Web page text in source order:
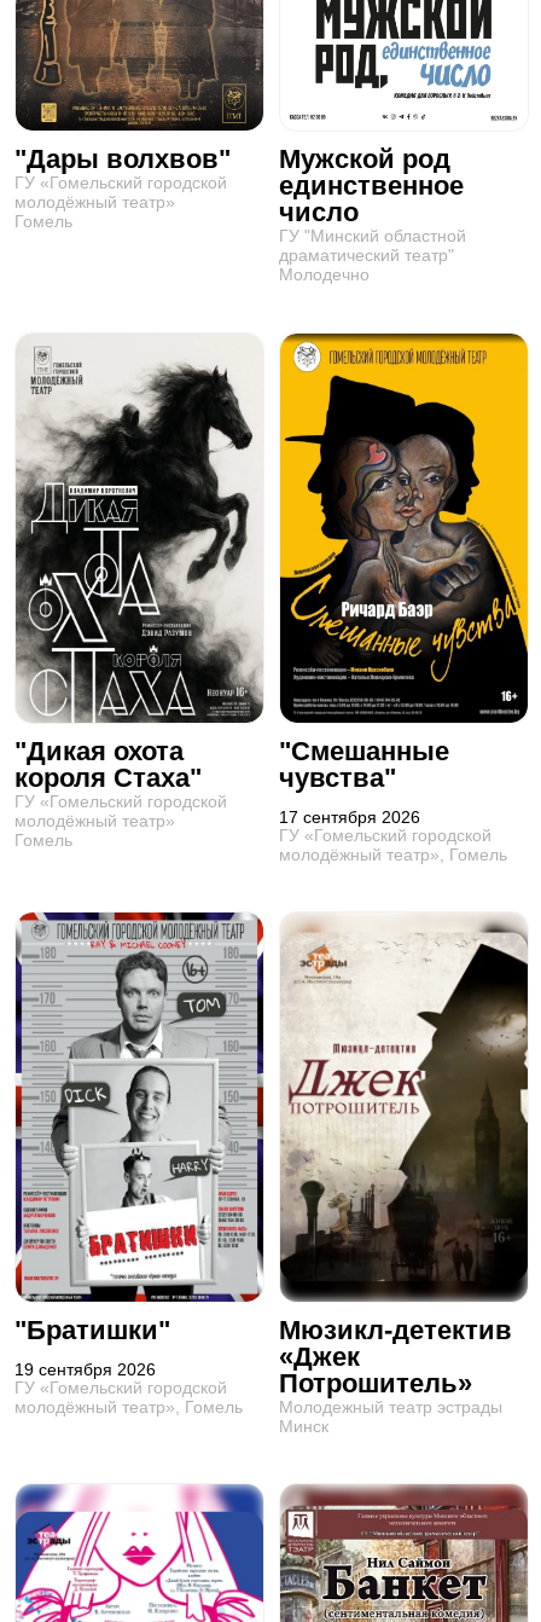
"Дары волхвов"
ГУ «Гомельский городской
молодёжный театр»
Гомель
Мужской род
единственное
число
ГУ "Минский областной
драматический театр"
Молодечно
"Дикая охота
короля Стаха"
ГУ «Гомельский городской
молодёжный театр»
Гомель
"Смешанные
чувства"
17 сентября 2026
ГУ «Гомельский городской
молодёжный театр», Гомель
"Братишки"
19 сентября 2026
ГУ «Гомельский городской
молодёжный театр», Гомель
Мюзикл-детектив
«Джек
Потрошитель»
Молодежный театр эстрады
Минск